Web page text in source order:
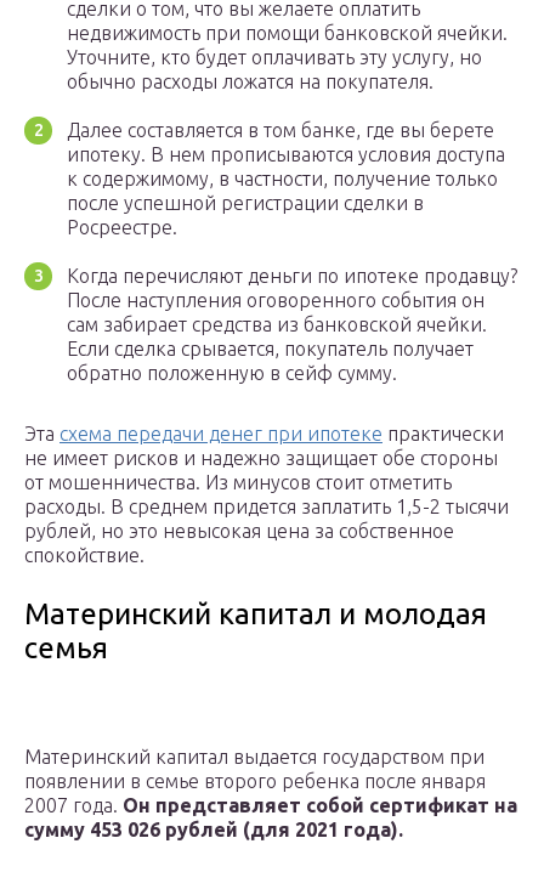
сделки о том, что вы желаете оплатить
недвижимость при помощи банковской ячейки.
Уточните, кто будет оплачивать эту услугу, но
обычно расходы ложатся на покупателя.
Далее составляется в том банке, где вы берете
ипотеку. В нем прописываются условия доступа
к содержимому, в частности, получение только
после успешной регистрации сделки в
Росреестре.
Когда перечисляют деньги по ипотеке продавцу?
После наступления оговоренного события он
сам забирает средства из банковской ячейки.
Если сделка срывается, покупатель получает
обратно положенную в сейф сумму.
Эта схема передачи денег при ипотеке практически
не имеет рисков и надежно защищает обе стороны
от мошенничества. Из минусов стоит отметить
расходы. В среднем придется заплатить 1,5-2 тысячи
рублей, но это невысокая цена за собственное
спокойствие.
Материнский капитал и молодая
семья
Материнский капитал выдается государством при
появлении в семье второго ребенка после января
2007 года. Он представляет собой сертификат на
сумму 453 026 рублей (для 2021 года).